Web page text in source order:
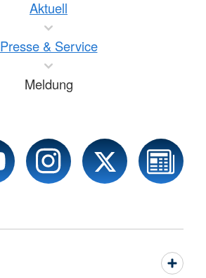
Aktuell
Presse & Service
Meldung